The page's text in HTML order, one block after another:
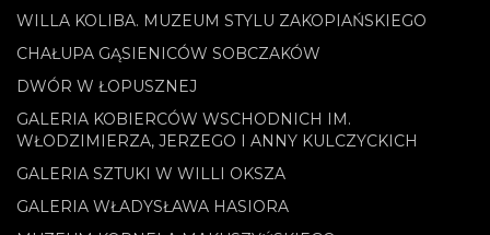
WILLA KOLIBA. MUZEUM STYLU ZAKOPIAŃSKIEGO
CHAŁUPA GĄSIENICÓW SOBCZAKÓW
DWÓR W ŁOPUSZNEJ
GALERIA KOBIERCÓW WSCHODNICH IM.
WŁODZIMIERZA, JERZEGO I ANNY KULCZYCKICH
GALERIA SZTUKI W WILLI OKSZA
GALERIA WŁADYSŁAWA HASIORA